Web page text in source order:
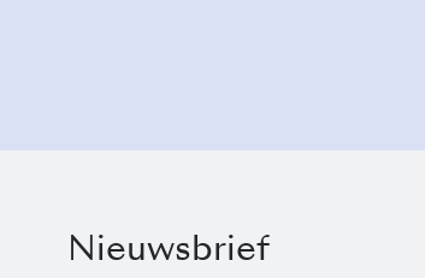
Nieuwsbrief